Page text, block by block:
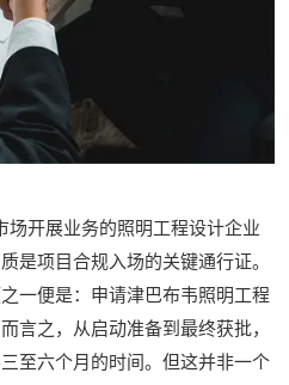
开展业务的照明工程设计企业
是项目合规入场的关键通行证。
一便是：申请津巴布韦照明工程
言之，从启动准备到最终获批，
至六个月的时间。但这并非一个